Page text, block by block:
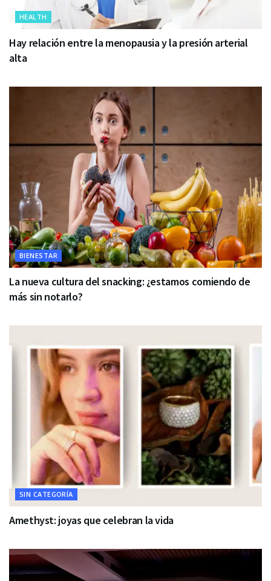
HEALTH
Hay relación entre la menopausia y la presión arterial
alta
BIENESTAR
La nueva cultura del snacking: ¿estamos comiendo de
más sin notarlo?
SIN CATEGORÍA
Amethyst: joyas que celebran la vida